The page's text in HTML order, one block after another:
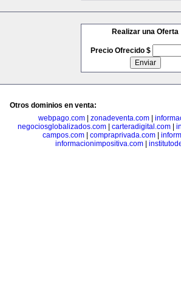
Realizar una Oferta
Precio Ofrecido $
Otros dominios en venta:
webpago.com
zonadeventa.com
negociosglobalizados.com
carteradigital.com
campos.com
compraprivada.com
informacionimpositiva.com